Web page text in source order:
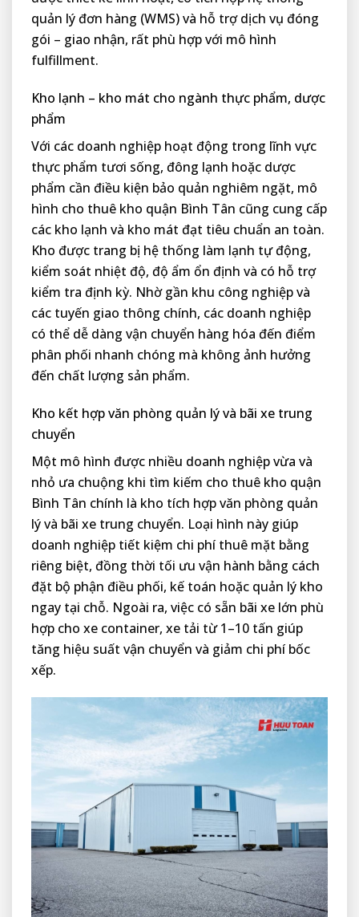
quản lý đơn hàng (WMS) và hỗ trợ dịch vụ đóng
gói – giao nhận, rất phù hợp với mô hình
fulfillment.
Kho lạnh – kho mát cho ngành thực phẩm, dược
phẩm
Với các doanh nghiệp hoạt động trong lĩnh vực
thực phẩm tươi sống, đông lạnh hoặc dược
phẩm cần điều kiện bảo quản nghiêm ngặt, mô
hình cho thuê kho quận Bình Tân cũng cung cấp
các kho lạnh và kho mát đạt tiêu chuẩn an toàn.
Kho được trang bị hệ thống làm lạnh tự động,
kiểm soát nhiệt độ, độ ẩm ổn định và có hỗ trợ
kiểm tra định kỳ. Nhờ gần khu công nghiệp và
các tuyến giao thông chính, các doanh nghiệp
có thể dễ dàng vận chuyển hàng hóa đến điểm
phân phối nhanh chóng mà không ảnh hưởng
đến chất lượng sản phẩm.
Kho kết hợp văn phòng quản lý và bãi xe trung
chuyển
Một mô hình được nhiều doanh nghiệp vừa và
nhỏ ưa chuộng khi tìm kiếm cho thuê kho quận
Bình Tân chính là kho tích hợp văn phòng quản
lý và bãi xe trung chuyển. Loại hình này giúp
doanh nghiệp tiết kiệm chi phí thuê mặt bằng
riêng biệt, đồng thời tối ưu vận hành bằng cách
đặt bộ phận điều phối, kế toán hoặc quản lý kho
ngay tại chỗ. Ngoài ra, việc có sẵn bãi xe lớn phù
hợp cho xe container, xe tải từ 1–10 tấn giúp
tăng hiệu suất vận chuyển và giảm chi phí bốc
xếp.